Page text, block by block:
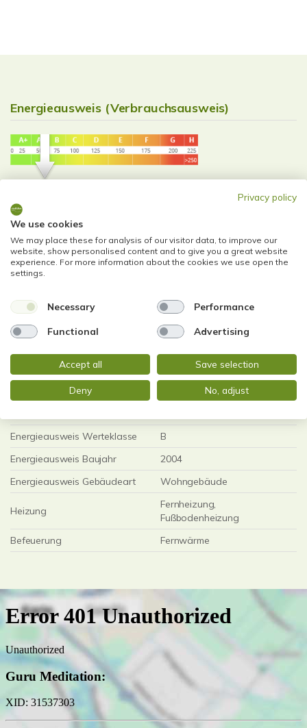
Energieausweis (Verbrauchsausweis)
Weitere Informationen
Wesentlicher Energieträger
Fernwärme
Energieausweis Ausstelldatum
2018-11-07
Energieausweis gültig bis
07.11.2028
Energieausweis Jahrgang
ab dem 1.5.2014
Energieverbrauch für
Energieausweis Werteklasse
B
Energieausweis Baujahr
2004
Energieausweis Gebäudeart
Wohngebäude
Heizung
Fernheizung,
Fußbodenheizung
Befeuerung
Fernwärme
Privacy policy
We use cookies
We may place these for analysis of our visitor data, to improve our
website, show personalised content and to give you a great website
experience. For more information about the cookies we use open the
settings.
Necessary Performance
Functional Advertising
Accept all Save selection
Deny No, adjust